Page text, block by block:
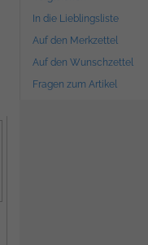
In die Lieblingsliste
Auf den Merkzettel
Auf den Wunschzettel
Fragen zum Artikel